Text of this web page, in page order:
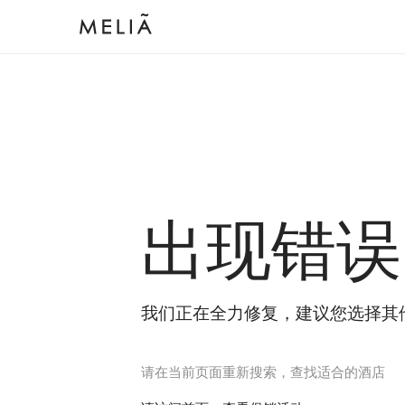
出现错误
我们正在全力修复，建议您选择其
请在当前页面重新搜索，查找适合的酒店